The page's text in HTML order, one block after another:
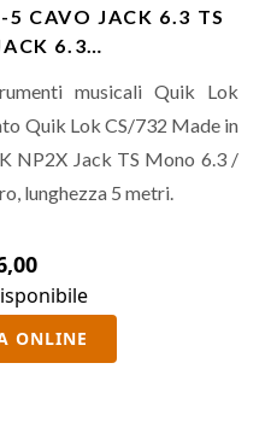
CAVO JACK 6.3 TS
6.3…
musicali Quik Lok
Quik Lok CS/732 Made in
NP2X Jack TS Mono 6.3 /
lunghezza 5 metri.
ONLINE